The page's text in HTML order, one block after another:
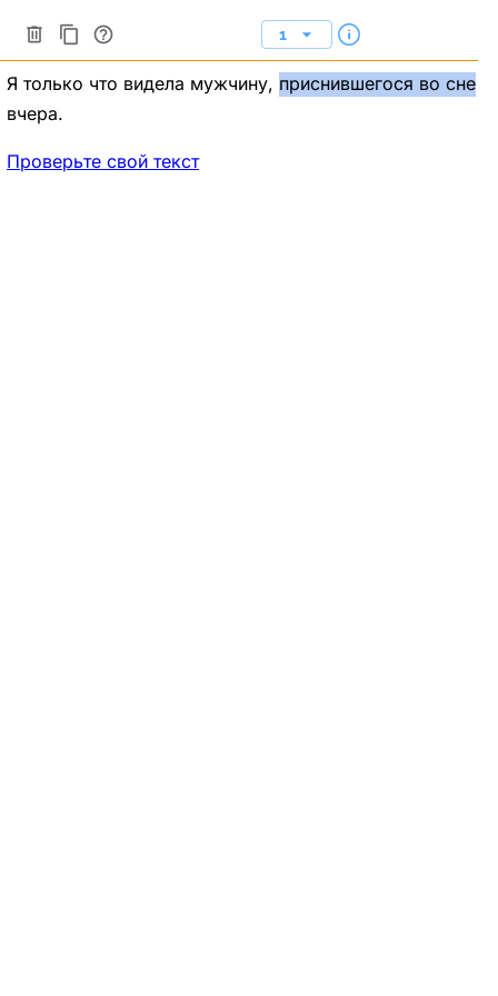
1
Я только что видела мужчину, приснившегося во сне
вчера.
Проверьте свой текст